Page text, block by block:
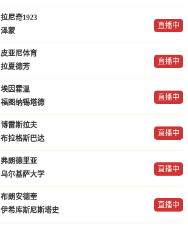
拉尼奇1923
泽蒙
直播中
皮亚尼体育
拉夏德芳
直播中
埃因霍温
福图纳锡塔德
直播中
博雷斯拉夫
布拉格斯巴达
直播中
弗朗德里亚
乌尔基萨大学
直播中
布朗安德奎
伊希库斯尼斯塔史
直播中